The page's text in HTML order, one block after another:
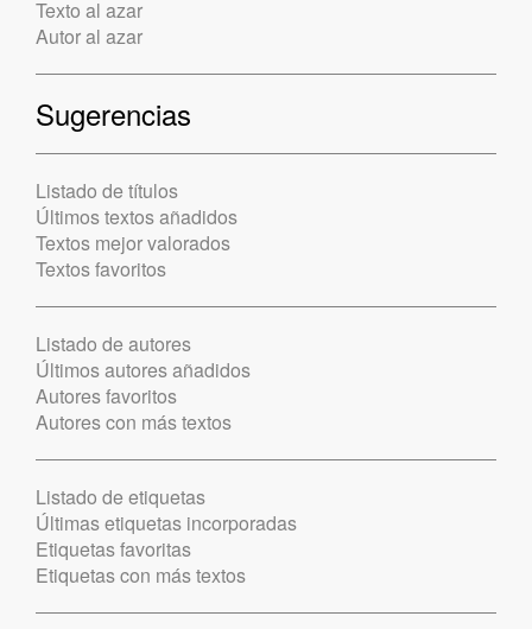
Texto al azar
Autor al azar
Sugerencias
Listado de títulos
Últimos textos añadidos
Textos mejor valorados
Textos favoritos
Listado de autores
Últimos autores añadidos
Autores favoritos
Autores con más textos
Listado de etiquetas
Últimas etiquetas incorporadas
Etiquetas favoritas
Etiquetas con más textos